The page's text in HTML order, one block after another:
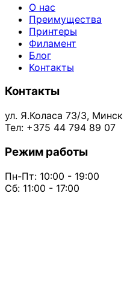
О нас
Преимущества
Принтеры
Филамент
Блог
Контакты
Контакты
ул. Я.Коласа 73/3, Минск
Тел: +375 44 794 89 07
Режим работы
Пн-Пт: 10:00 - 19:00
Сб: 11:00 - 17:00